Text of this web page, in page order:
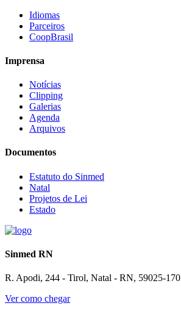
Idiomas
Parceiros
CoopBrasil
Imprensa
Notícias
Clipping
Galerias
Agenda
Arquivos
Documentos
Estatuto do Sinmed
Natal
Projetos de Lei
Estado
Sinmed RN
R. Apodi, 244 - Tirol, Natal - RN, 59025-170
Ver como chegar